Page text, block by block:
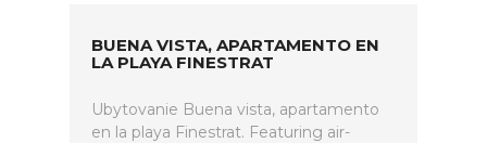
BUENA VISTA, APARTAMENTO EN
LA PLAYA FINESTRAT
Ubytovanie Buena vista, apartamento
en la playa Finestrat. Featuring air-